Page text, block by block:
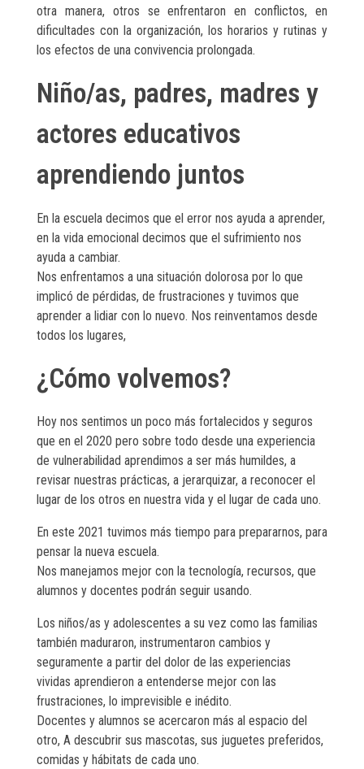
otra manera, otros se enfrentaron en conflictos, en
dificultades con la organización, los horarios y rutinas y
los efectos de una convivencia prolongada.
Niño/as, padres, madres y
actores educativos
aprendiendo juntos
En la escuela decimos que el error nos ayuda a aprender,
en la vida emocional decimos que el sufrimiento nos
ayuda a cambiar.
Nos enfrentamos a una situación dolorosa por lo que
implicó de pérdidas, de frustraciones y tuvimos que
aprender a lidiar con lo nuevo. Nos reinventamos desde
todos los lugares,
¿Cómo volvemos?
Hoy nos sentimos un poco más fortalecidos y seguros
que en el 2020 pero sobre todo desde una experiencia
de vulnerabilidad aprendimos a ser más humildes, a
revisar nuestras prácticas, a jerarquizar, a reconocer el
lugar de los otros en nuestra vida y el lugar de cada uno.
En este 2021 tuvimos más tiempo para prepararnos, para
pensar la nueva escuela.
Nos manejamos mejor con la tecnología, recursos, que
alumnos y docentes podrán seguir usando.
Los niños/as y adolescentes a su vez como las familias
también maduraron, instrumentaron cambios y
seguramente a partir del dolor de las experiencias
vividas aprendieron a entenderse mejor con las
frustraciones, lo imprevisible e inédito.
Docentes y alumnos se acercaron más al espacio del
otro, A descubrir sus mascotas, sus juguetes preferidos,
comidas y hábitats de cada uno.